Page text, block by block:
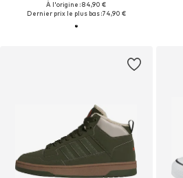
À l'origine : 84,90 €
Dernier prix le plus bas :74,90 €